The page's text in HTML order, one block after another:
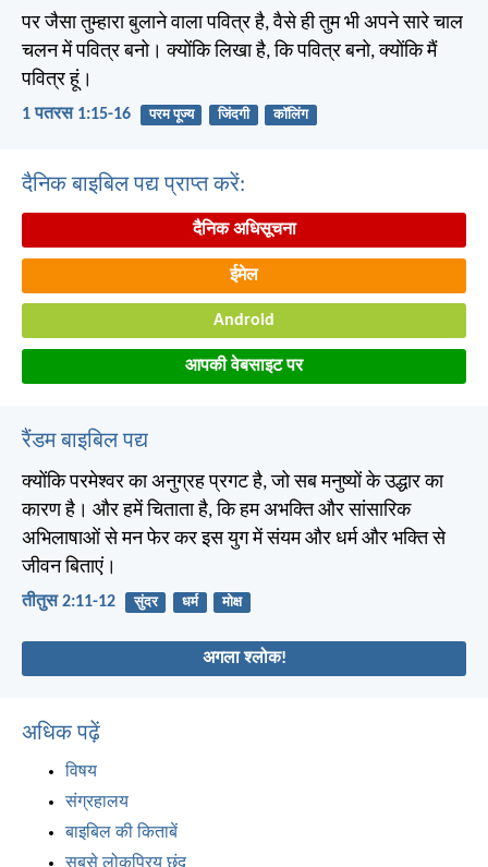
पर जैसा तुम्हारा बुलाने वाला पवित्र है, वैसे ही तुम भी अपने सारे चाल
चलन में पवित्र बनो। क्योंकि लिखा है, कि पवित्र बनो, क्योंकि मैं
पवित्र हूं।
1 पतरस 1:15-16 परम पूज्य जिंदगी कॉलिंग
दैनिक बाइबिल पद्य प्राप्त करें:
दैनिक अधिसूचना
ईमेल
Android
आपकी वेबसाइट पर
रैंडम बाइबिल पद्य
क्योंकि परमेश्वर का अनुग्रह प्रगट है, जो सब मनुष्यों के उद्धार का
कारण है। और हमें चिताता है, कि हम अभक्ति और सांसारिक
अभिलाषाओं से मन फेर कर इस युग में संयम और धर्म और भक्ति से
जीवन बिताएं।
तीतुस 2:11-12 सुंदर धर्म मोक्ष
अगला श्लोक!
अधिक पढ़ें
विषय
संग्रहालय
बाइबिल की किताबें